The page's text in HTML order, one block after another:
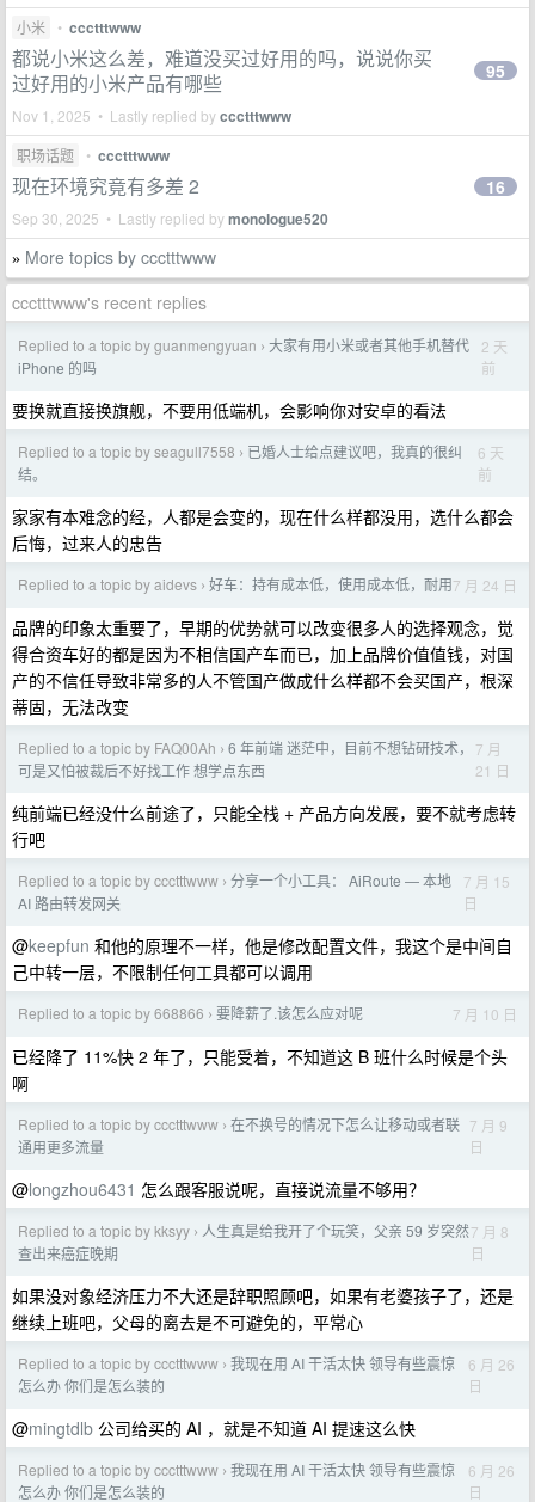
小米 • ccctttwww
都说小米这么差，难道没买过好用的吗，说说你买
过好用的小米产品有哪些
Nov 1, 2025 • Lastly replied byccctttwww
95
职场话题 • ccctttwww
现在环境究竟有多差 2
Sep 30, 2025 • Lastly replied bymonologue520
16
» More topics by ccctttwww
ccctttwww's recent replies
Replied to a topic by guanmengyuan › 大家有用小米或者其他手机替代
iPhone 的吗
2 天
前
要换就直接换旗舰，不要用低端机，会影响你对安卓的看法
Replied to a topic by seagull7558 › 已婚人士给点建议吧，我真的很纠
结。
6 天
前
家家有本难念的经，人都是会变的，现在什么样都没用，选什么都会
后悔，过来人的忠告
Replied to a topic by aidevs › 好车：持有成本低，使用成本低，耐用7 月 24 日
品牌的印象太重要了，早期的优势就可以改变很多人的选择观念，觉
得合资车好的都是因为不相信国产车而已，加上品牌价值值钱，对国
产的不信任导致非常多的人不管国产做成什么样都不会买国产，根深
蒂固，无法改变
Replied to a topic by FAQ00Ah › 6 年前端 迷茫中，目前不想钻研技术，
可是又怕被裁后不好找工作 想学点东西
7 月
21 日
纯前端已经没什么前途了，只能全栈 + 产品方向发展，要不就考虑转
行吧
Replied to a topic by ccctttwww › 分享一个小工具： AiRoute — 本地
AI 路由转发网关
7 月 15
日
@keepfun 和他的原理不一样，他是修改配置文件，我这个是中间自
己中转一层，不限制任何工具都可以调用
Replied to a topic by 668866 › 要降薪了.该怎么应对呢 7 月 10 日
已经降了 11%快 2 年了，只能受着，不知道这 B 班什么时候是个头
啊
Replied to a topic by ccctttwww › 在不换号的情况下怎么让移动或者联
通用更多流量
7 月 9
日
@longzhou6431 怎么跟客服说呢，直接说流量不够用？
Replied to a topic by kksyy › 人生真是给我开了个玩笑，父亲 59 岁突然
查出来癌症晚期
7 月 8
日
如果没对象经济压力不大还是辞职照顾吧，如果有老婆孩子了，还是
继续上班吧，父母的离去是不可避免的，平常心
Replied to a topic by ccctttwww › 我现在用 AI 干活太快 领导有些震惊
怎么办 你们是怎么装的
6 月 26
日
@mingtdlb 公司给买的 AI ，就是不知道 AI 提速这么快
Replied to a topic by ccctttwww › 我现在用 AI 干活太快 领导有些震惊
怎么办 你们是怎么装的
6 月 26
日